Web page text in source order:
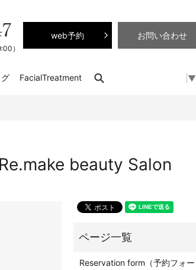
web予約 お問い合わせ
）
FacialTreatment search ▼
beauty Salon
Reservation form（予約フォー